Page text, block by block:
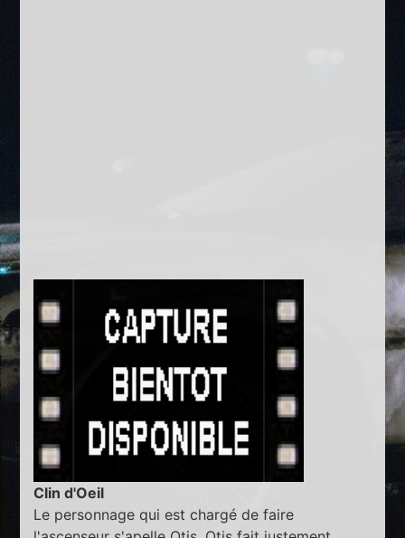
Clin d'Oeil
Le personnage qui est chargé de faire